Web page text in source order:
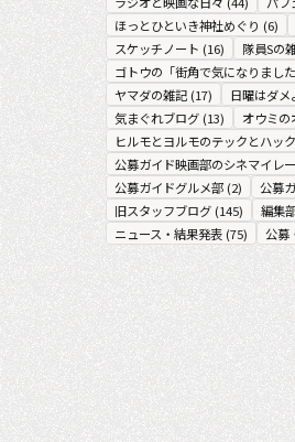
ほっとひといき神社めぐり (6)
スケッチノート (16) 隊員Sの
ゴトウの「街角で気になりました
ヤマダの雑記(17) 日曜はダメ
気まぐれブログ(13) オウミの
ヒルモとヨルモのテックとハック
公募ガイド映画部のシネマイレ
公募ガイドグルメ部(2) 公募
旧スタッフブログ(145) 編集
ニュース・結果発表(75) 公募